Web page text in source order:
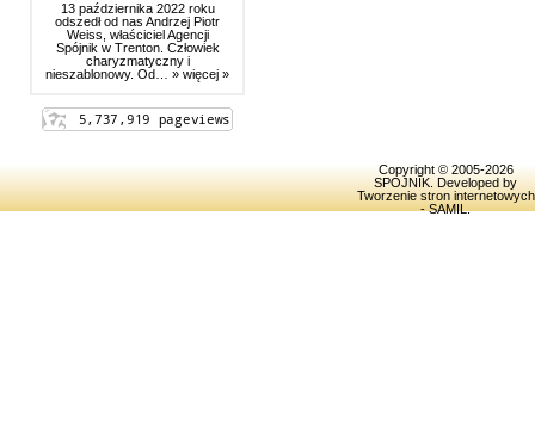
13 października 2022 roku
odszedł od nas Andrzej Piotr
Weiss, właściciel Agencji
Spójnik w Trenton. Człowiek
charyzmatyczny i
nieszablonowy. Od… » więcej »
Copyright © 2005-2026
SPOJNIK . Developed by
Tworzenie stron internetowych
- SAMIL.